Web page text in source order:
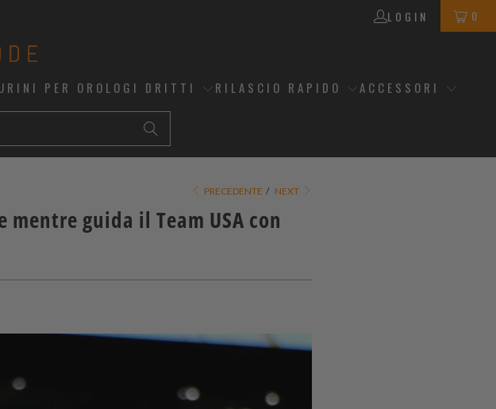
LOGIN 0
PER OROLOGI DRITTI RILASCIO RAPIDO ACCESSORI
PRECEDENTE / NEXT
guida il Team USA con